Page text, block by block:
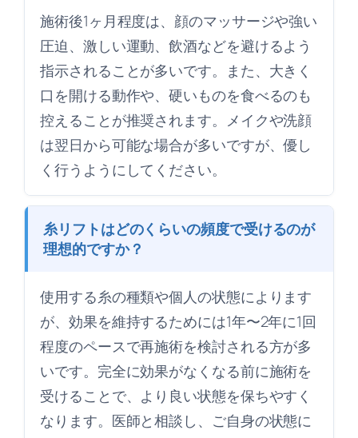
施術後1ヶ月程度は、顔のマッサージや強い
圧迫、激しい運動、飲酒などを避けるよう
指示されることが多いです。また、大きく
口を開ける動作や、硬いものを食べるのも
控えることが推奨されます。メイクや洗顔
は翌日から可能な場合が多いですが、優し
く行うようにしてください。
糸リフトはどのくらいの頻度で受けるのが
理想的ですか？
使用する糸の種類や個人の状態によります
が、効果を維持するためには1年〜2年に1回
程度のペースで再施術を検討される方が多
いです。完全に効果がなくなる前に施術を
受けることで、より良い状態を保ちやすく
なります。医師と相談し、ご自身の状態に